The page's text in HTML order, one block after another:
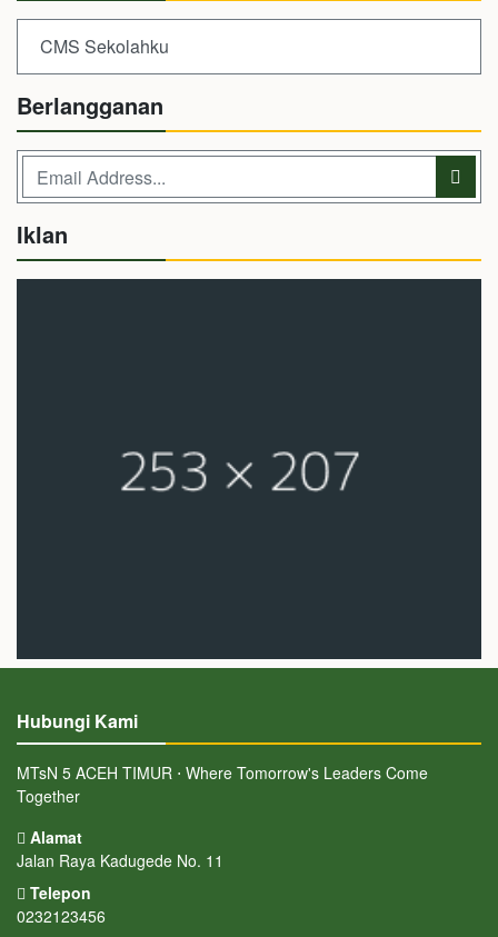
CMS Sekolahku
Berlangganan
Iklan
Hubungi Kami
MTsN 5 ACEH TIMUR ⋅ Where Tomorrow's Leaders Come
Together
Alamat
Jalan Raya Kadugede No. 11
Telepon
0232123456